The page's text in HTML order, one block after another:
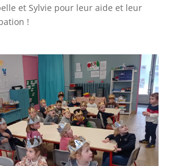
et Sylvie pour leur aide et leur
!